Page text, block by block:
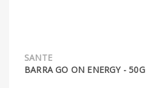
SANTE
BARRA GO ON ENERGY - 50G